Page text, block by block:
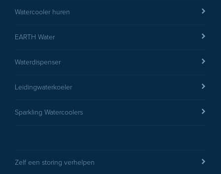
Watercooler huren
EARTH Water
Waterdispenser
Leidingwaterkoeler
Sparkling Watercoolers
Zelf een storing verhelpen